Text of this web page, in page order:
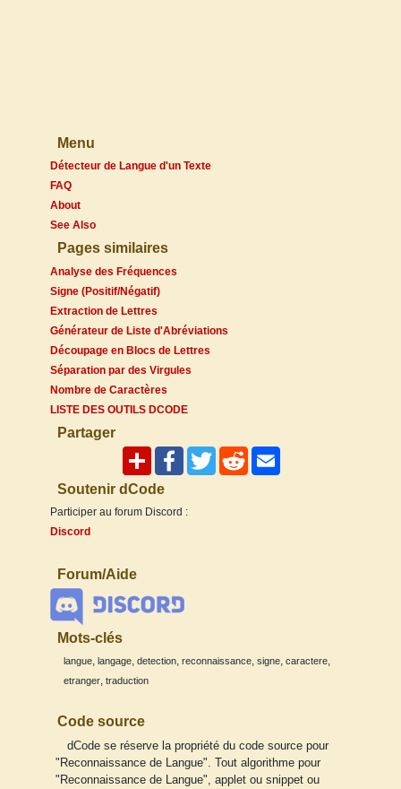
Menu
Détecteur de Langue d'un Texte
FAQ
About
See Also
Pages similaires
Analyse des Fréquences
Signe (Positif/Négatif)
Extraction de Lettres
Générateur de Liste d'Abréviations
Découpage en Blocs de Lettres
Séparation par des Virgules
Nombre de Caractères
LISTE DES OUTILS DCODE
Partager
Soutenir dCode
Participer au forum Discord :
Discord
Forum/Aide
Mots-clés
langue, langage, detection, reconnaissance, signe, caractere,
etranger, traduction
Code source
dCode se réserve la propriété du code source pour
"Reconnaissance de Langue". Tout algorithme pour
"Reconnaissance de Langue", applet ou snippet ou